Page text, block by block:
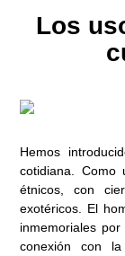
Los
Hemos
cotidiana. Como
étnicos, con
exotéricos. El
inmemoriales
conexión con